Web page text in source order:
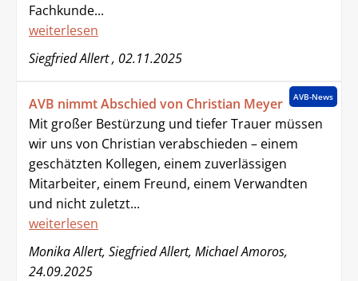
Fachkunde...
weiterlesen
Siegfried Allert , 02.11.2025
AVB-News
AVB nimmt Abschied von Christian Meyer
Mit großer Bestürzung und tiefer Trauer müssen
wir uns von Christian verabschieden – einem
geschätzten Kollegen, einem zuverlässigen
Mitarbeiter, einem Freund, einem Verwandten
und nicht zuletzt...
weiterlesen
Monika Allert, Siegfried Allert, Michael Amoros,
24.09.2025